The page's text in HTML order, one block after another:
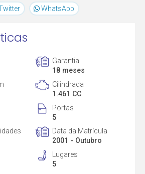
WhatsApp
Garantia
18 meses
Cilindrada
1.461 CC
Portas
5
Data da Matrícula
2001 - Outubro
Lugares
5